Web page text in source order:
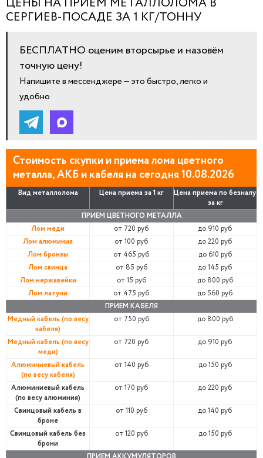
СЕРГИЕВ-ПОСАДЕ ЗА 1 КГ/ТОННУ
БЕСПЛАТНО оценим вторсырье и назовём
точную цену!
Напишите в мессенджере — это быстро, легко и
удобно
Стоимость скупки и приема лома цветного
металла, АКБ и кабеля на сегодня 10.08.2026
Вид металлолома Цена приема за 1 кг
Цена приема по безналу
за кг
ПРИЕМ ЦВЕТНОГО МЕТАЛЛА
Лом меди
от 720 руб
до 910 руб
Лом алюминия
от 100 руб
до 220 руб
Лом бронзы
от 465 руб
до 610 руб
Лом свинца
от 85 руб
до 145 руб
Лом нержавейки
от 15 руб
до 800 руб
Лом латуни
от 475 руб
до 560 руб
ПРИЕМ КАБЕЛЯ
Медный кабель (по весу
кабеля)
от 750 руб до 800 руб
Медный кабель (по весу
меди)
от 720 руб до 910 руб
Алюминиевый кабель
(по весу кабеля)
от 140 руб до 150 руб
Алюминиевый кабель
(по весу алюминия)
от 170 руб до 220 руб
Свинцовый кабель в
броне
от 110 руб до 140 руб
Свинцовый кабель без
брони
от 120 руб до 150 руб